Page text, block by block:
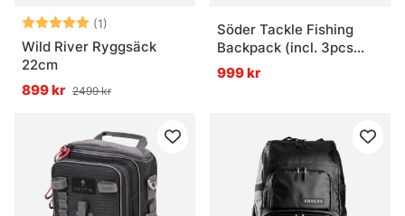
Betyg: (1)
5.0 utav 5 stjärnor
Wild River Ryggsäck
22cm
899 kr 2499 kr
Söder Tackle Fishing
Backpack (incl. 3pcs
Regular Lure Box)
999 kr